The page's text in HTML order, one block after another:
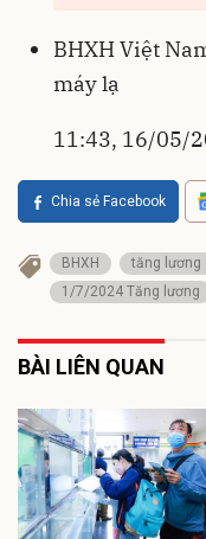
BHXH Việt
máy lạ
11:43, 16/05/
Chia sẻ Facebook
BHXH tăng lương
1/7/2024 Tăng lương
BÀI LIÊN QUAN